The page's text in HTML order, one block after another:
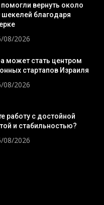
помогли вернуть около
шекелей благодаря
08/2026
может стать центром
стартапов Израиля
08/2026
работу с достойной
и стабильностью?
08/2026